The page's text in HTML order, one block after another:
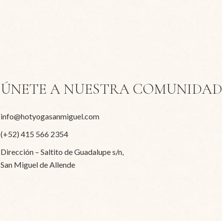
ÚNETE A NUESTRA COMUNIDAD
info@hotyogasanmiguel.com
(+52) 415 566 2354
Dirección – Saltito de Guadalupe s/n,
San Miguel de Allende